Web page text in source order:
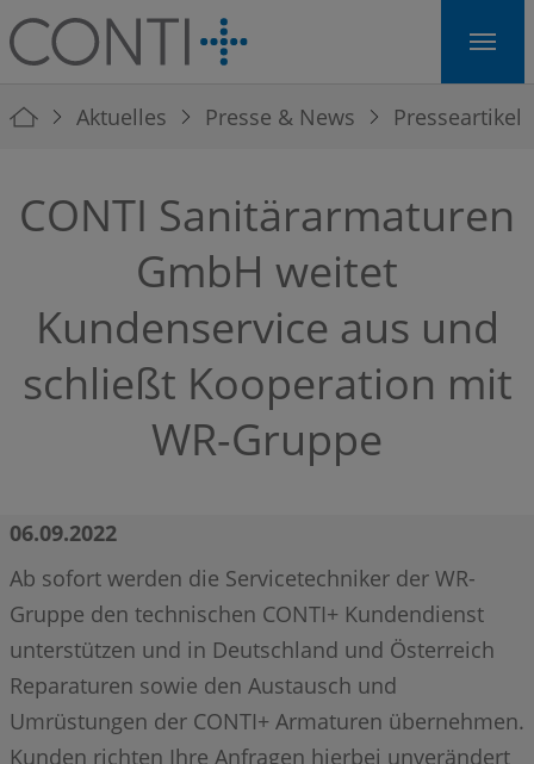
Skip to main navigation
Skip to main content
Skip to page footer
You are here:
Aktuelles Presse & News Presseartikel
CONTI Sanitärarmaturen
GmbH weitet
Kundenservice aus und
schließt Kooperation mit
WR-Gruppe
06.09.2022
Ab sofort werden die Servicetechniker der WR-
Gruppe den technischen CONTI+ Kundendienst
unterstützen und in Deutschland und Österreich
Reparaturen sowie den Austausch und
Umrüstungen der CONTI+ Armaturen übernehmen.
Kunden richten Ihre Anfragen hierbei unverändert